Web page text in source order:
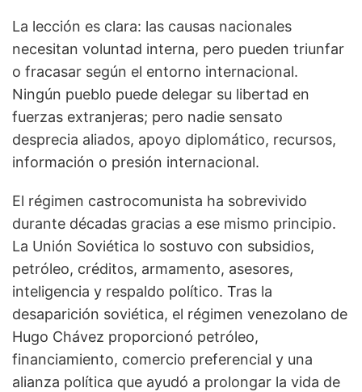
La lección es clara: las causas nacionales
necesitan voluntad interna, pero pueden triunfar
o fracasar según el entorno internacional.
Ningún pueblo puede delegar su libertad en
fuerzas extranjeras; pero nadie sensato
desprecia aliados, apoyo diplomático, recursos,
información o presión internacional.
El régimen castrocomunista ha sobrevivido
durante décadas gracias a ese mismo principio.
La Unión Soviética lo sostuvo con subsidios,
petróleo, créditos, armamento, asesores,
inteligencia y respaldo político. Tras la
desaparición soviética, el régimen venezolano de
Hugo Chávez proporcionó petróleo,
financiamiento, comercio preferencial y una
alianza política que ayudó a prolongar la vida de